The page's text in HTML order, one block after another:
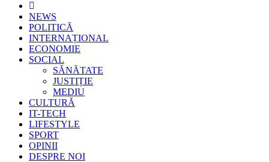
Epoca
Cele mai noi știri online din România
NEWS
POLITICĂ
INTERNAȚIONAL
ECONOMIE
SOCIAL
SĂNĂTATE
JUSTIȚIE
MEDIU
CULTURĂ
IT-TECH
LIFESTYLE
SPORT
OPINII
DESPRE NOI